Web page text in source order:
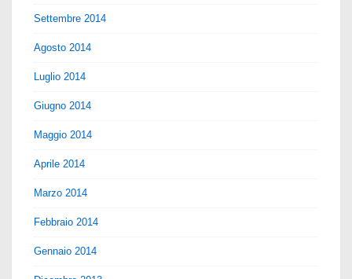
Settembre 2014
Agosto 2014
Luglio 2014
Giugno 2014
Maggio 2014
Aprile 2014
Marzo 2014
Febbraio 2014
Gennaio 2014